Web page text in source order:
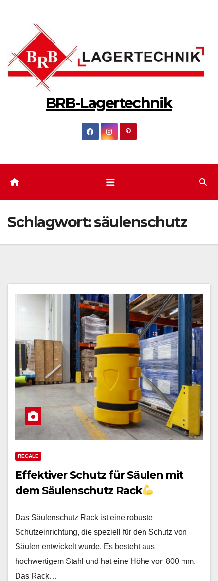
BRB-Lagertechnik
Schlagwort:säulenschutz
REGALE
Effektiver Schutz für Säulen mit
dem Säulenschutz Rack
Das Säulenschutz Rack ist eine robuste
Schutzeinrichtung, die speziell für den Schutz von
Säulen entwickelt wurde. Es besteht aus
hochwertigem Stahl und hat eine Höhe von 800 mm.
Das Rack…